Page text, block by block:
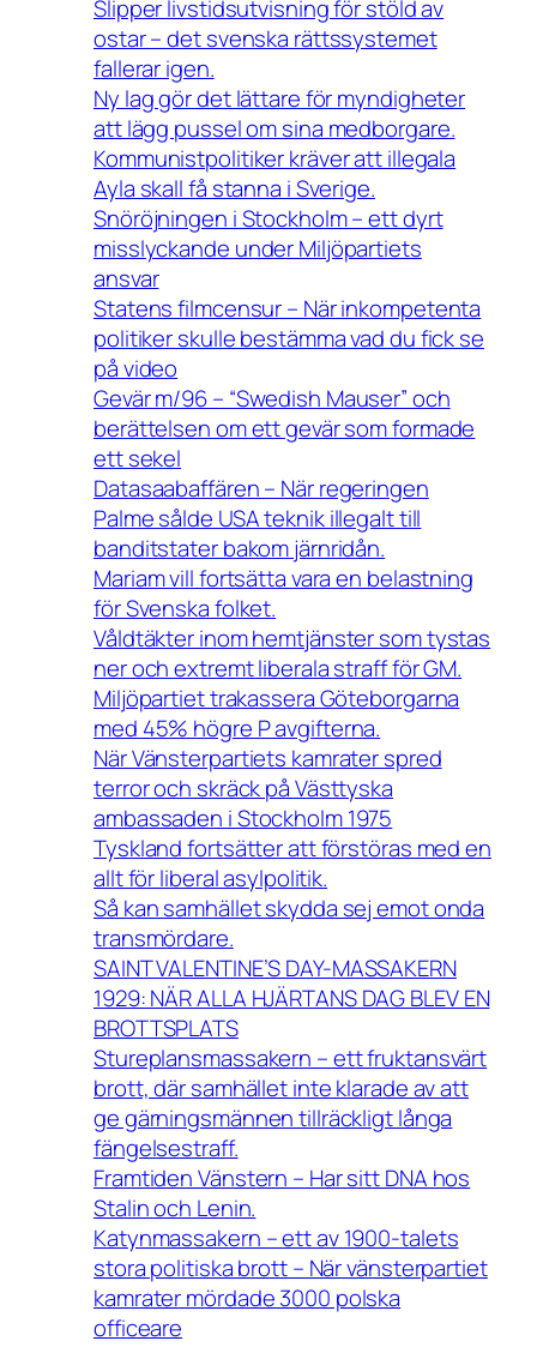
Slipper livstidsutvisning för stöld av
ostar – det svenska rättssystemet
fallerar igen.
Ny lag gör det lättare för myndigheter
att lägg pussel om sina medborgare.
Kommunistpolitiker kräver att illegala
Ayla skall få stanna i Sverige.
Snöröjningen i Stockholm – ett dyrt
misslyckande under Miljöpartiets
ansvar
Statens filmcensur – När inkompetenta
politiker skulle bestämma vad du fick se
på video
Gevär m/96 – “Swedish Mauser” och
berättelsen om ett gevär som formade
ett sekel
Datasaabaffären – När regeringen
Palme sålde USA teknik illegalt till
banditstater bakom järnridån.
Mariam vill fortsätta vara en belastning
för Svenska folket.
Våldtäkter inom hemtjänster som tystas
ner och extremt liberala straff för GM.
Miljöpartiet trakassera Göteborgarna
med 45% högre P avgifterna.
När Vänsterpartiets kamrater spred
terror och skräck på Västtyska
ambassaden i Stockholm 1975
Tyskland fortsätter att förstöras med en
allt för liberal asylpolitik.
Så kan samhället skydda sej emot onda
transmördare.
SAINT VALENTINE’S DAY-MASSAKERN
1929: NÄR ALLA HJÄRTANS DAG BLEV EN
BROTTSPLATS
Stureplansmassakern – ett fruktansvärt
brott, där samhället inte klarade av att
ge gärningsmännen tillräckligt långa
fängelsestraff.
Framtiden Vänstern – Har sitt DNA hos
Stalin och Lenin.
Katynmassakern – ett av 1900-talets
stora politiska brott – När vänsterpartiet
kamrater mördade 3000 polska
officeare